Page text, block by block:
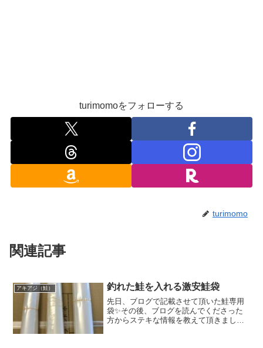
turimomoをフォローする
turimomo
関連記事
アキアジ（鮭） 釣れた鮭を入れる激安鮭袋
先日、ブログで記載させて頂いた鮭専用
袋✨その後、ブログを読んでくださった
方からステキな情報を教えて頂きました